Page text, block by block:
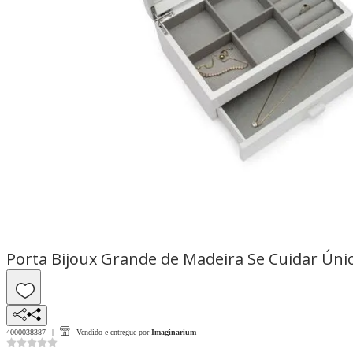
Porta Bijoux Grande de Madeira Se Cuidar
4000038387 Vendido e entregue por Imaginarium